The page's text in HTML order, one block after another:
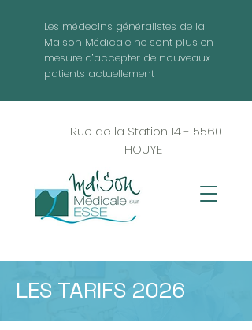
Les médecins généralistes de la
Maison Médicale ne sont plus en
mesure d’accepter de nouveaux
patients actuellement
Rue de la Station 14 - 5560
HOUYET
LES TARIFS 2026